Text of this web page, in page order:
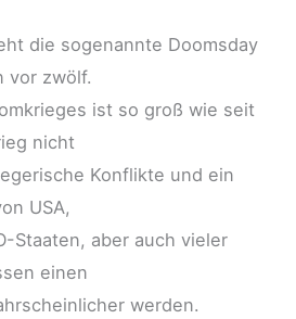
die sogenannte Doomsday
vor zwölf.
ist so groß wie seit
nicht
Konflikte und ein
USA,
Staaten, aber auch vieler
einen
werden.